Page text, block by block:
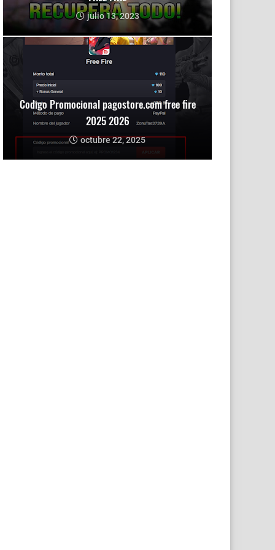
julio 13, 2023
Codigo Promocional pagostore.com free fire
2025 2026
octubre 22, 2025